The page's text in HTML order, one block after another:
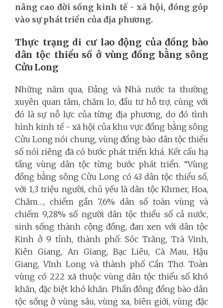
nâng cao đời sống kinh tế - xã hội, đóng góp
vào sự phát triển của địa phương.
Thực trạng di cư lao động của đồng bào
dân tộc thiểu số ở vùng đồng bằng sông
Cửu Long
Những năm qua, Đảng và Nhà nước ta thường
xuyên quan tâm, chăm lo, đầu tư hỗ trợ, cùng với
đó là sự nỗ lực của từng địa phương, do đó tình
hình kinh tế - xã hội của khu vực đồng bằng sông
Cửu Long nói chung, vùng đồng bào dân tộc thiểu
số nói riêng đã có bước phát triển khá. Kết cấu hạ
tầng vùng dân tộc từng bước phát triển. “Vùng
đồng bằng sông Cửu Long có 43 dân tộc thiểu số,
với 1,3 triệu người, chủ yếu là dân tộc Khmer, Hoa,
Chăm…, chiếm gần 7,6% dân số toàn vùng và
chiếm 9,28% số người dân tộc thiểu số cả nước,
sinh sống thành cộng đồng, đan xen với dân tộc
Kinh ở 9 tỉnh, thành phố: Sóc Trăng, Trà Vinh,
Kiên Giang, An Giang, Bạc Liêu, Cà Mau, Hậu
Giang, Vĩnh Long và thành phố Cần Thơ. Toàn
vùng có 222 xã thuộc vùng dân tộc thiểu số khó
khăn, đặc biệt khó khăn. Phần đông đồng bào dân
tộc sống ở vùng sâu, vùng xa, biên giới, vùng đặc